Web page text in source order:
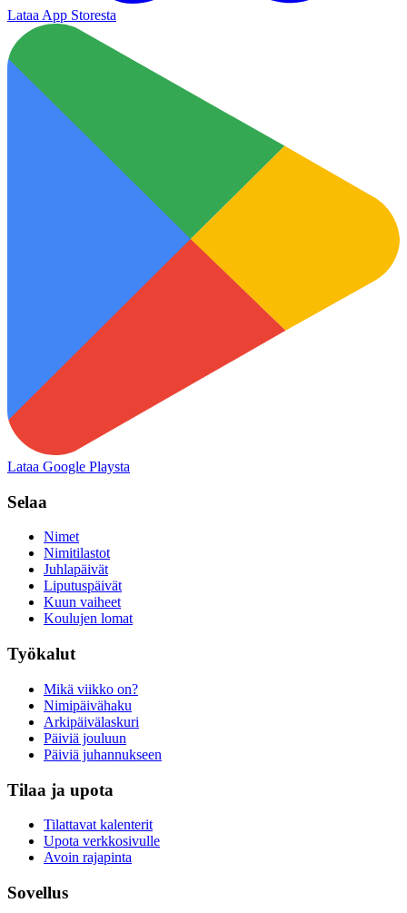
Lataa App Storesta
Lataa Google Playsta
Selaa
Nimet
Nimitilastot
Juhlapäivät
Liputuspäivät
Kuun vaiheet
Koulujen lomat
Työkalut
Mikä viikko on?
Nimipäivähaku
Arkipäivälaskuri
Päiviä jouluun
Päiviä juhannukseen
Tilaa ja upota
Tilattavat kalenterit
Upota verkkosivulle
Avoin rajapinta
Sovellus